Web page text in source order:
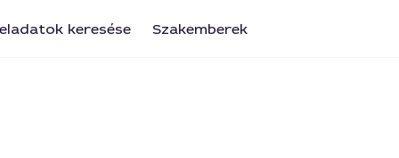
keresése Szakemberek